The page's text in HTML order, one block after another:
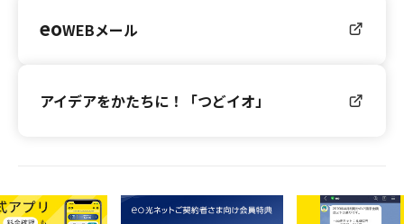
eoWEBメール
アイデアをかたちに！「つどイオ」